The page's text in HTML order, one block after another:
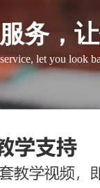
务，
let you look